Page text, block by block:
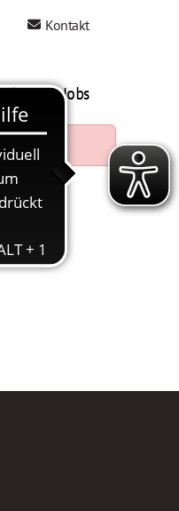
Kontakt
Mein AWO Jobs